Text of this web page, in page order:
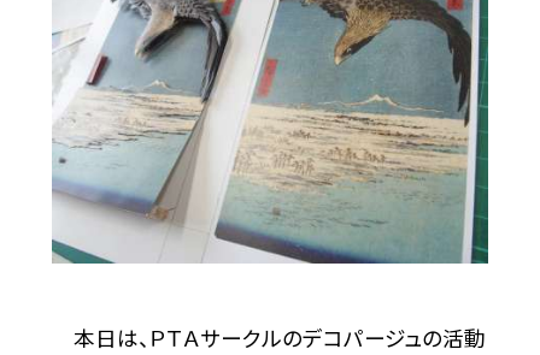
本日は、ＰＴＡサークルのデコパージュの活動